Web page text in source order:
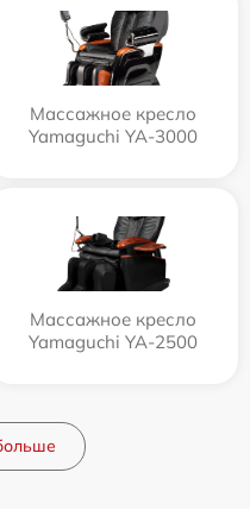
Массажное кресло
Yamaguchi YA-3000
Массажное кресло
Yamaguchi YA-2500